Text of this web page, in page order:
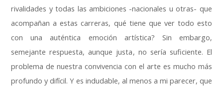
rivalidades y todas las ambiciones -nacionales u otras- que
acompañan a estas carreras, qué tiene que ver todo esto
con una auténtica emoción artística? Sin embargo,
semejante respuesta,aunque justa, no sería suficiente. El
problema de nuestra convivencia con el arte es mucho más
profundo y difícil.Y es indudable, al menos a mi parecer, que